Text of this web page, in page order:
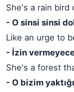
She's a rain bird
- O sinsi sinsi
Like an urge to
- İzin
She's a forest
- O bizim